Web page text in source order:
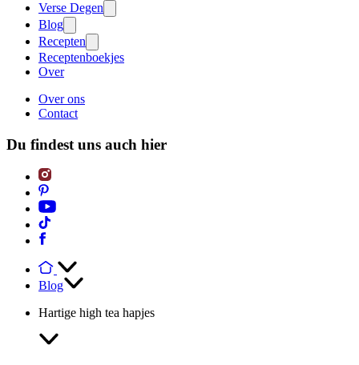
Verse Degen
Blog
Recepten
Receptenboekjes
Over
Over ons
Contact
Du findest uns auch hier
Blog
Hartige high tea hapjes